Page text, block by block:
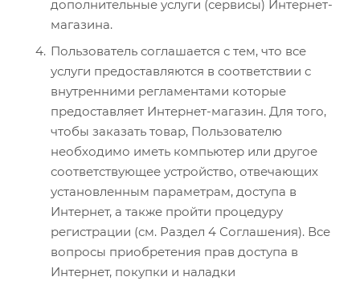
дополнительные услуги (сервисы) Интернет-
магазина.
Пользователь соглашается с тем, что все
услуги предоставляются в соответствии с
внутренними регламентами которые
предоставляет Интернет-магазин. Для того,
чтобы заказать товар, Пользователю
необходимо иметь компьютер или другое
соответствующее устройство, отвечающих
установленным параметрам, доступа в
Интернет, а также пройти процедуру
регистрации (см. Раздел 4 Соглашения). Все
вопросы приобретения прав доступа в
Интернет, покупки и наладки